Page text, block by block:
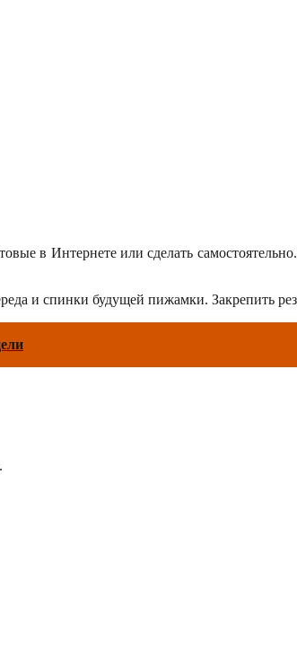
в Интернете или сделать
и спинки будущей пижамки. Закрепить